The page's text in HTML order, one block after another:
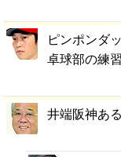
ピンポンダ
卓球部の練
井端阪神あ